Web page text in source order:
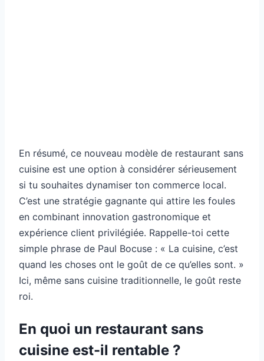
En résumé, ce nouveau modèle de restaurant sans
cuisine est une option à considérer sérieusement
si tu souhaites dynamiser ton commerce local.
C’est une stratégie gagnante qui attire les foules
en combinant innovation gastronomique et
expérience client privilégiée. Rappelle-toi cette
simple phrase de Paul Bocuse : « La cuisine, c’est
quand les choses ont le goût de ce qu’elles sont. »
Ici, même sans cuisine traditionnelle, le goût reste
roi.
En quoi un restaurant sans
cuisine est-il rentable ?